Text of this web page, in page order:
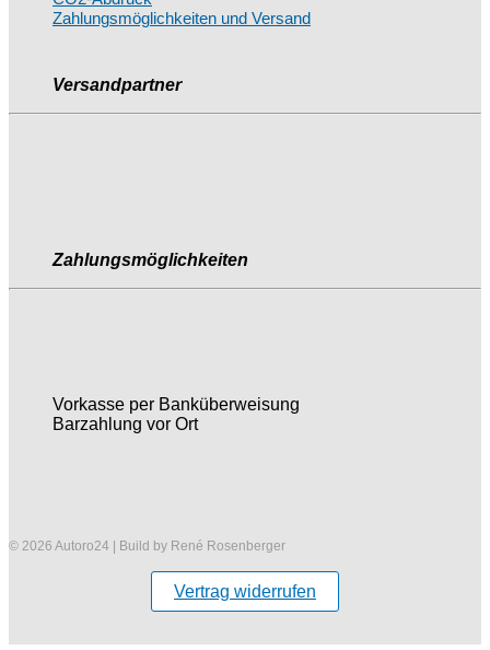
Zahlungsmöglichkeiten und Versand
Versandpartner
Zahlungsmöglichkeiten
Vorkasse per Banküberweisung
Barzahlung vor Ort
© 2026 Autoro24 | Build by René Rosenberger
Vertrag widerrufen